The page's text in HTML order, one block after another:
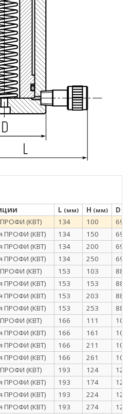
L (мм) H (мм) D
(КВТ) 134 100 69
ПРОФИ (КВТ) 134 150 69
ПРОФИ (КВТ) 134 200 69
ПРОФИ (КВТ) 134 250 69
(КВТ) 153 103 88
ПРОФИ (КВТ) 153 153 88
ПРОФИ (КВТ) 153 203 88
ПРОФИ (КВТ) 153 253 88
(КВТ) 166 111 101
ПРОФИ (КВТ) 166 161 101
ПРОФИ (КВТ) 166 211 101
ПРОФИ (КВТ) 166 261 101
(КВТ) 193 124 128
ПРОФИ (КВТ) 193 174 128
ПРОФИ (КВТ) 193 224 128
ПРОФИ (КВТ) 193 274 128